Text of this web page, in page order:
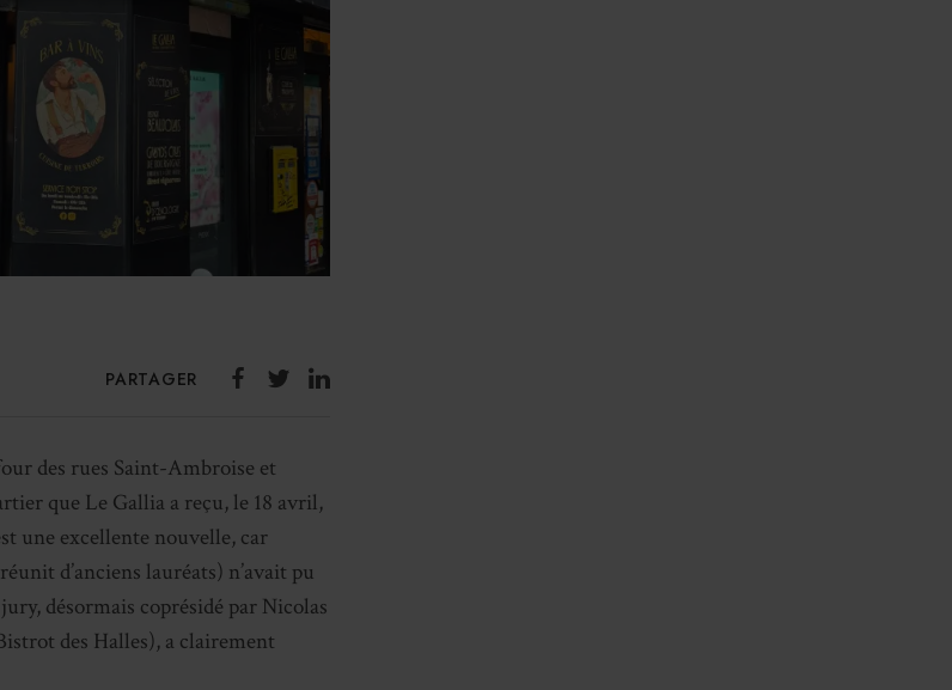
PARTAGER
des rues Saint-Ambroise et
que Le Gallia a reçu, le 18 avril,
une excellente nouvelle, car
d’anciens lauréats) n’avait pu
désormais coprésidé par Nicolas
des Halles), a clairement